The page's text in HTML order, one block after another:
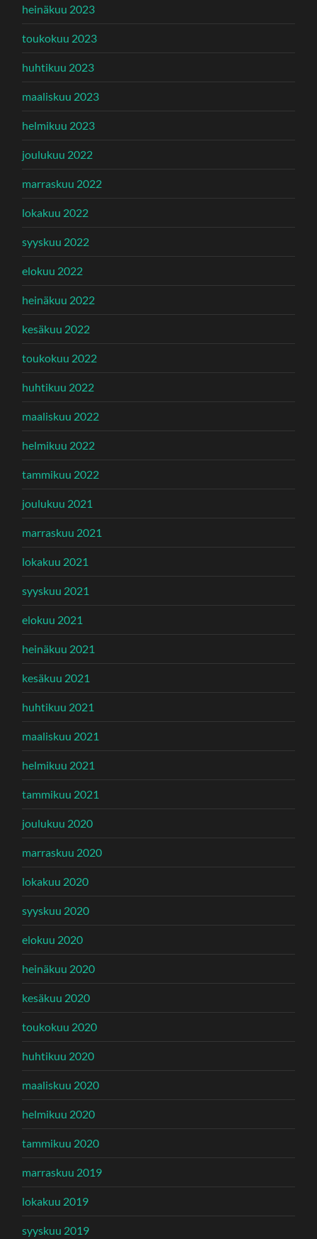
heinäkuu 2023
toukokuu 2023
huhtikuu 2023
maaliskuu 2023
helmikuu 2023
joulukuu 2022
marraskuu 2022
lokakuu 2022
syyskuu 2022
elokuu 2022
heinäkuu 2022
kesäkuu 2022
toukokuu 2022
huhtikuu 2022
maaliskuu 2022
helmikuu 2022
tammikuu 2022
joulukuu 2021
marraskuu 2021
lokakuu 2021
syyskuu 2021
elokuu 2021
heinäkuu 2021
kesäkuu 2021
huhtikuu 2021
maaliskuu 2021
helmikuu 2021
tammikuu 2021
joulukuu 2020
marraskuu 2020
lokakuu 2020
syyskuu 2020
elokuu 2020
heinäkuu 2020
kesäkuu 2020
toukokuu 2020
huhtikuu 2020
maaliskuu 2020
helmikuu 2020
tammikuu 2020
marraskuu 2019
lokakuu 2019
syyskuu 2019